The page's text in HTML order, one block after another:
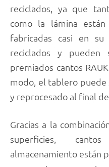
reciclados, ya que
como la lámina
fabricadas casi en
reciclados y pueden
premiados cantos
modo, el tablero
y reprocesado al final
Gracias a la
superficies,
almacenamiento están